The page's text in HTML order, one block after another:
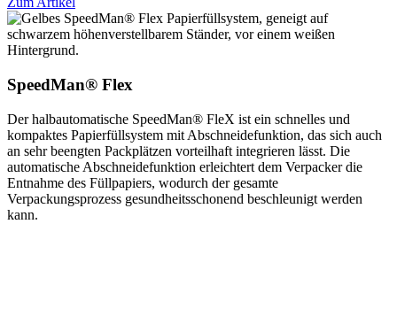
SpeedMan® Flex
Der halbautomatische SpeedMan® FleX ist ein schnelles und
kompaktes Papierfüllsystem mit Abschneidefunktion, das sich auch
an sehr beengten Packplätzen vorteilhaft integrieren lässt. Die
automatische Abschneidefunktion erleichtert dem Verpacker die
Entnahme des Füllpapiers, wodurch der gesamte
Verpackungsprozess gesundheitsschonend beschleunigt werden
kann.